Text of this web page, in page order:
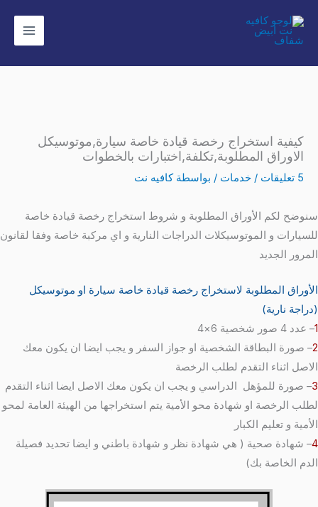
إلى
المحتوى
كيفية استخراج رخصة قيادة خاصة سيارة,موتوسيكل
الاوراق المطلوبة,تكلفة,اختبارات بالخطوات
5 تعليقات / خدمات / بواسطة كافيه نت
سنوضح لكم الأوراق المطلوبة و شروط استخراج رخصة قيادة خاصة
للسيارات و الموتوسيكلات الدراجات النارية و اي مركبة خاصة وفقا لقانون
المرور الجديد
الأوراق المطلوبة لاستخراج رخصة قيادة خاصة سيارة او موتوسيكل
(دراجة نارية)
1– عدد 4 صور شخصية 6×4
2– صورة البطاقة الشخصية او جواز السفر و يجب ايضا ان يكون معك
الاصل اثناء التقدم لطلب الرخصة
3– صورة للمؤهل الدراسي و يجب ان يكون معك الاصل ايضا اثناء التقدم
لطلب الرخصة او شهادة محو الأمية يتم استخراجها من الهيئة العامة لمحو
الأمية و تعليم الكبار
4– شهادة صحية ( هي شهادة نظر و شهادة باطني و ايضا تحديد فصيلة
الدم الخاصة بك)